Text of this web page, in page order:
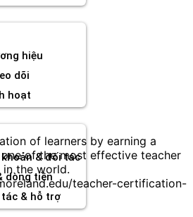
hiệu
dõi
hoạt
& đối tác
dòng tiền
& hỗ trợ
of learners by earning a
of the most effective teacher
the world.
teacher-certification-